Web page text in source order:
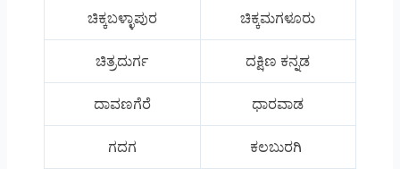
ಚಿಕ್ಕಬಳ್ಳಾಪುರ ಚಿಕ್ಕಮಗಳೂರು
ಚಿತ್ರದುರ್ಗ ದಕ್ಷಿಣ ಕನ್ನಡ
ದಾವಣಗೆರೆ ಧಾರವಾಡ
ಗದಗ ಕಲಬುರಗಿ